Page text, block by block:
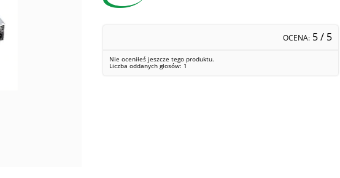
OCENA: 5/ 5
Nie oceniłeś jeszcze tego produktu.
Liczba oddanych głosów: 1